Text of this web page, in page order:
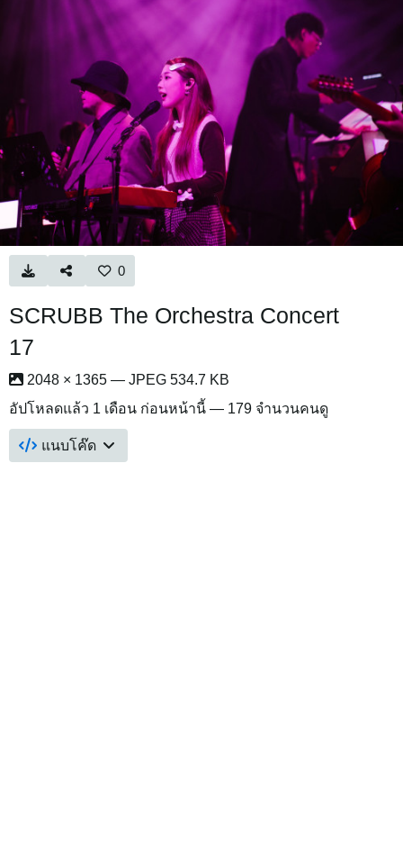
0
SCRUBB The Orchestra Concert
17
2048 × 1365 — JPEG 534.7 KB
อัปโหลดแล้ว 1 เดือน ก่อนหน้านี้ — 179 จำนวนคนดู
แนบโค๊ด